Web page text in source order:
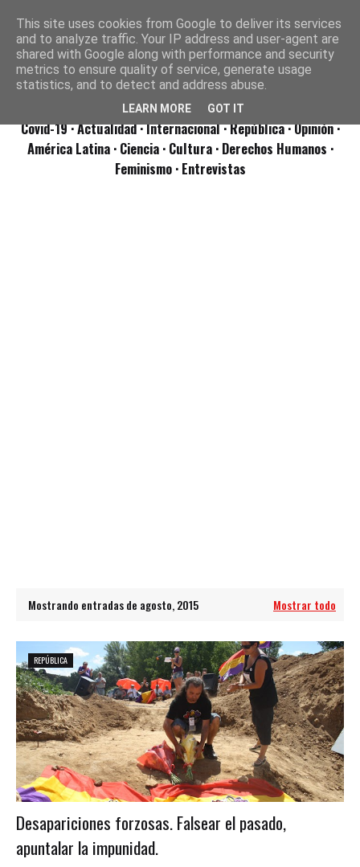
Covid-19· Actualidad· Internacional· República· Opinión·
América Latina · Ciencia · Cultura · Derechos Humanos ·
Feminismo · Entrevistas
Mostrando entradas de agosto, 2015 Mostrar todo
REPÚBLICA
Desapariciones forzosas. Falsear el pasado,
apuntalar la impunidad.
This site uses cookies from Google to deliver its services
and to analyze traffic. Your IP address and user-agent are
shared with Google along with performance and security
metrics to ensure quality of service, generate usage
statistics, and to detect and address abuse.
LEARN MORE GOT IT